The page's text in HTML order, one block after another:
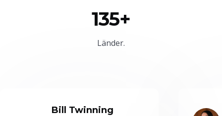
135+
Länder.
Bill Twinning